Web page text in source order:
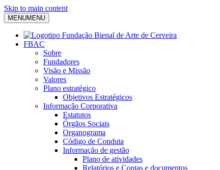
Skip to main content
MENUMENU
FBAC
Sobre
Fundadores
Visão e Missão
Valores
Plano estratégico
Objetivos Estratégicos
Informação Corporativa
Estatutos
Órgãos Sociais
Organograma
Código de Conduta
Informação de gestão
Plano de atividades
Relatórios e Contas e documentos